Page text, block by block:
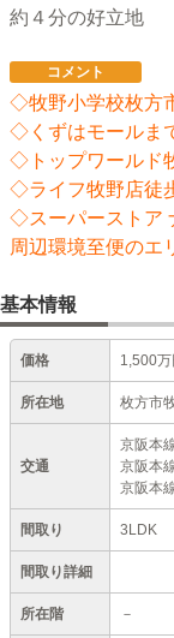
約４分の好立地
コメント
◇牧野小学校枚方
◇くずはモールま
◇トップワールド
◇ライフ牧野店徒
◇スーパーストア
周辺環境至便のエ
基本情報
価格 1,500万
所在地 枚方市
交通
京阪本
京阪本
京阪本
間取り 3LDK
間取り詳細
所在階 －